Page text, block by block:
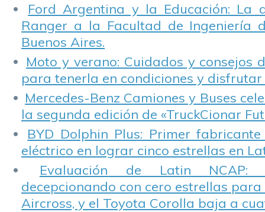
Ford Argentina y la Educación: La
Ranger a la Facultad de Ingeniería
Buenos Aires.
Moto y verano: Cuidados y consejos
para tenerla en condiciones y disfrutar
Mercedes-Benz Camiones y Buses
la segunda edición de «TruckCionar
BYD Dolphin Plus: Primer
eléctrico en lograr cinco estrellas en
Evaluación de Latin NCAP:
decepcionando con cero estrellas para
Aircross, y el Toyota Corolla baja a